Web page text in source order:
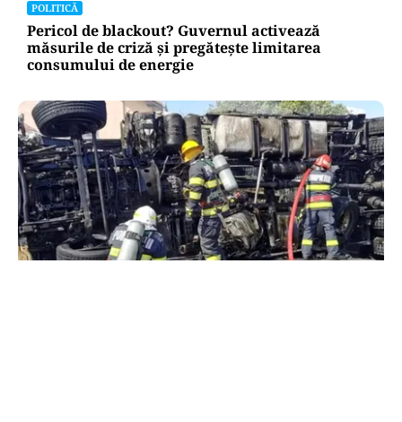
POLITICĂ
Pericol de blackout? Guvernul activează
măsurile de criză și pregătește limitarea
consumului de energie